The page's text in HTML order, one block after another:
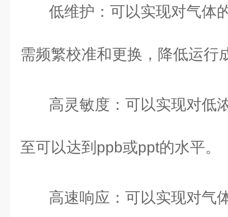
低维护：可以实现对气体
需频繁校准和更换，降低运行
高灵敏度：可以实现对低
至可以达到ppb或ppt的水平。
高速响应：可以实现对气